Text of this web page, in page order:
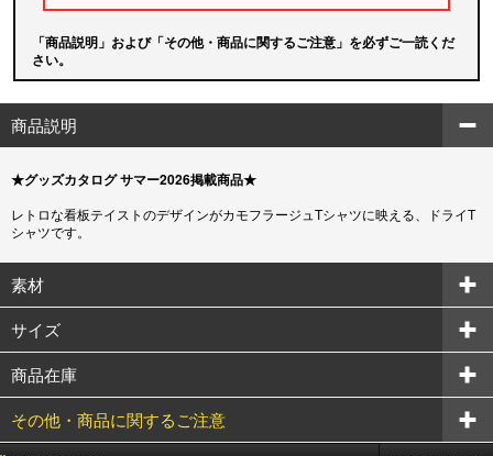
「商品説明」および「その他・商品に関するご注意」を必ずご一読くだ
さい。
商品説明
★グッズカタログ サマー2026掲載商品★
レトロな看板テイストのデザインがカモフラージュTシャツに映える、ドライT
シャツです。
素材
サイズ
商品在庫
その他・商品に関するご注意